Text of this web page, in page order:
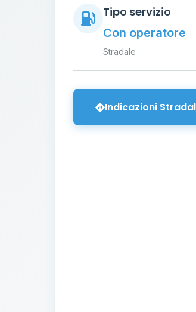
Tipo servizio
Con operatore
Stradale
Indicazioni